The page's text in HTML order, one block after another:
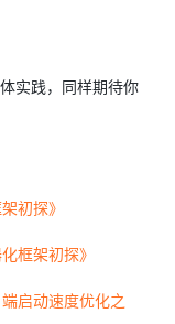
实践，同样期待你
初探》
框架初探》
启动速度优化之